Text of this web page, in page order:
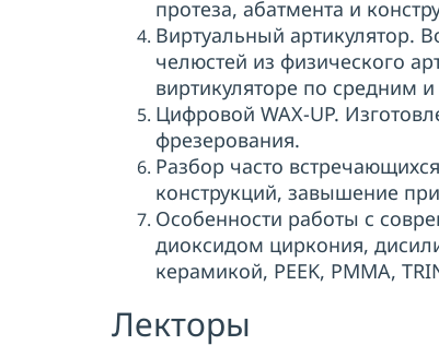
протеза, абатмента и
Виртуальный артикулятор.
челюстей из физического
виртикуляторе по средним
Цифровой WAX-UP.
фрезерования.
Разбор часто
конструкций, завышение
Особенности работы с
диоксидом циркония,
керамикой, PEEK, PMMA,
Лекторы